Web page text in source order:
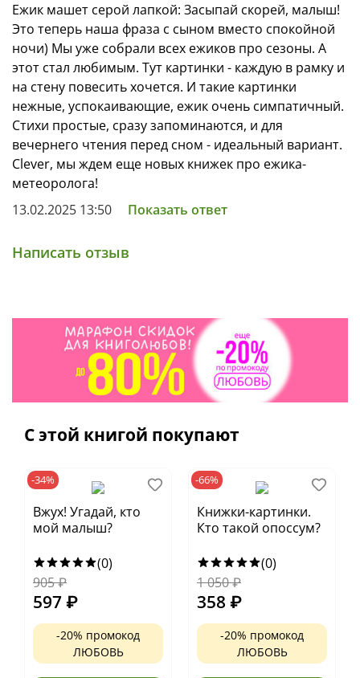
Ежик машет серой лапкой: Засыпай скорей, малыш!
Это теперь наша фраза с сыном вместо спокойной
ночи) Мы уже собрали всех ежиков про сезоны. А
этот стал любимым. Тут картинки - каждую в рамку и
на стену повесить хочется. И такие картинки
нежные, успокаивающие, ежик очень симпатичный.
Стихи простые, сразу запоминаются, и для
вечернего чтения перед сном - идеальный вариант.
Clever, мы ждем еще новых книжек про ежика-
метеоролога!
13.02.2025 13:50
Показать ответ
Написать отзыв
С этой книгой покупают
-34%
Вжух! Угадай, кто
мой малыш?
(0)
905₽
597 ₽
-20% промокод
ЛЮБОВЬ
-66%
Книжки-картинки.
Кто такой опоссум?
(0)
1 050₽
358 ₽
-20% промокод
ЛЮБОВЬ